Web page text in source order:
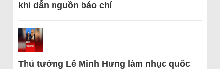
khi dẫn nguồn báo chí
Thủ tướng Lê Minh Hưng làm nhục quốc